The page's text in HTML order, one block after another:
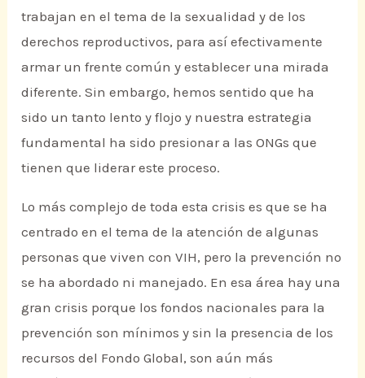
trabajan en el tema de la sexualidad y de los
derechos reproductivos, para así efectivamente
armar un frente común y establecer una mirada
diferente. Sin embargo, hemos sentido que ha
sido un tanto lento y flojo y nuestra estrategia
fundamental ha sido presionar a las ONGs que
tienen que liderar este proceso.
Lo más complejo de toda esta crisis es que se ha
centrado en el tema de la atención de algunas
personas que viven con VIH, pero la prevención no
se ha abordado ni manejado. En esa área hay una
gran crisis porque los fondos nacionales para la
prevención son mínimos y sin la presencia de los
recursos del Fondo Global, son aún más